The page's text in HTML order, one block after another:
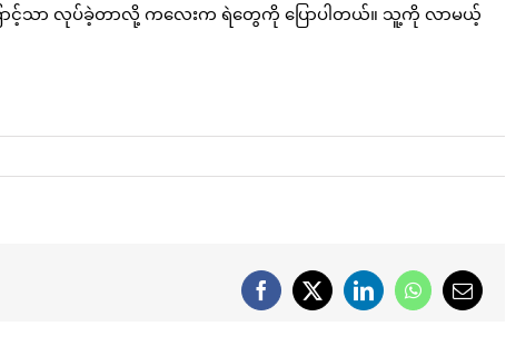
င့်သာ လုပ်ခဲ့တာလို့ ကလေးက ရဲတွေကို ပြောပါတယ်။ သူ့ကို လာမယ့်
Facebook
X LinkedInWhatsApp
Email